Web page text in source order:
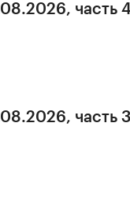
часть
часть